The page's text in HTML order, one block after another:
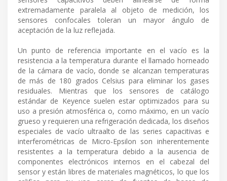
extremadamente paralela al objeto de medición, los
sensores confocales toleran un mayor ángulo de
aceptación de la luz reflejada.
Un punto de referencia importante en el vacío es la
resistencia a la temperatura durante el llamado horneado
de la cámara de vacío, donde se alcanzan temperaturas
de más de 180 grados Celsius para eliminar los gases
residuales. Mientras que los sensores de catálogo
estándar de Keyence suelen estar optimizados para su
uso a presión atmosférica o, como máximo, en un vacío
grueso y requieren una refrigeración dedicada, los diseños
especiales de vacío ultraalto de las series capacitivas e
interferométricas de Micro-Epsilon son inherentemente
resistentes a la temperatura debido a la ausencia de
componentes electrónicos internos en el cabezal del
sensor y están libres de materiales magnéticos, lo que los